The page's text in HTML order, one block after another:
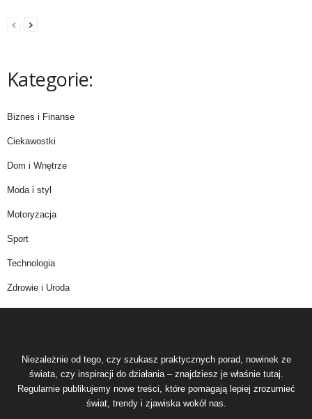
Kategorie:
Biznes i Finanse
Ciekawostki
Dom i Wnętrze
Moda i styl
Motoryzacja
Sport
Technologia
Zdrowie i Uroda
Niezależnie od tego, czy szukasz praktycznych porad, nowinek ze
świata, czy inspiracji do działania – znajdziesz je właśnie tutaj.
Regularnie publikujemy nowe treści, które pomagają lepiej zrozumieć
świat, trendy i zjawiska wokół nas.